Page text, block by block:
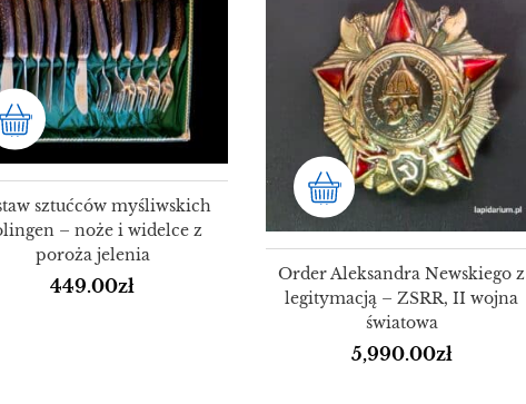
sztućców myśliwskich
– noże i widelce z
poroża jelenia
449.00zł
Order Aleksandra Newskiego z
legitymacją – ZSRR, II wojna
światowa
5,990.00zł